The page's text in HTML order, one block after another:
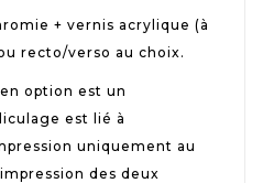
+ vernis acrylique (à
recto/verso au choix.
option est un
est lié à
uniquement au
des deux